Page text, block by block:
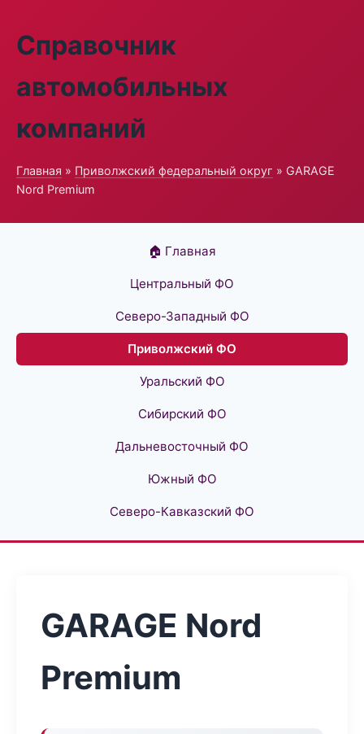
Справочник
автомобильных
компаний
Главная » Приволжский федеральный округ » GARAGE
Nord Premium
🏠 Главная
Центральный ФО
Северо-Западный ФО
Приволжский ФО
Уральский ФО
Сибирский ФО
Дальневосточный ФО
Южный ФО
Северо-Кавказский ФО
GARAGE Nord
Premium